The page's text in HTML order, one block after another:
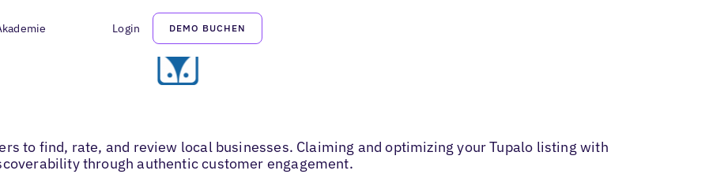
Login DEMO BUCHEN
to find, rate, and review local businesses. Claiming and optimizing your Tupalo listing with
through authentic customer engagement.